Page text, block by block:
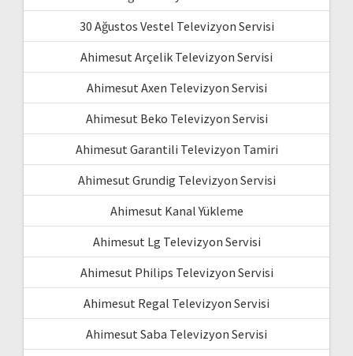
30 Ağustos Vestel Televizyon Servisi
Ahimesut Arçelik Televizyon Servisi
Ahimesut Axen Televizyon Servisi
Ahimesut Beko Televizyon Servisi
Ahimesut Garantili Televizyon Tamiri
Ahimesut Grundig Televizyon Servisi
Ahimesut Kanal Yükleme
Ahimesut Lg Televizyon Servisi
Ahimesut Philips Televizyon Servisi
Ahimesut Regal Televizyon Servisi
Ahimesut Saba Televizyon Servisi